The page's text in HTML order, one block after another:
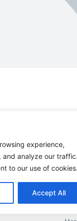
experience,
and analyze our
to our use of
Accept All
photographies est une